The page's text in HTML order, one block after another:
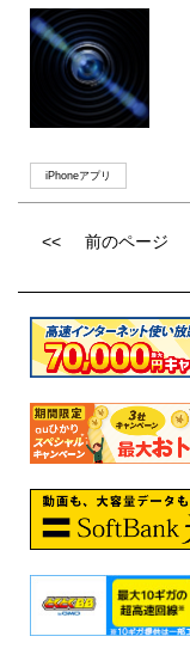
iPhoneアプリ
<< 前のページ